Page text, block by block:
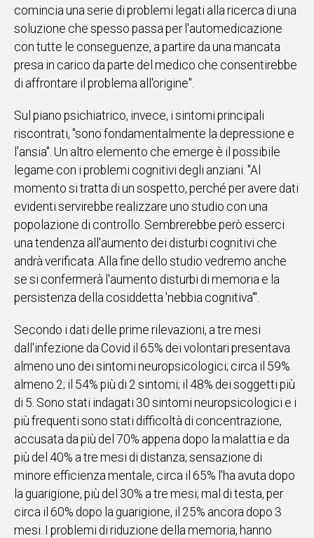
comincia una serie di problemi legati alla ricerca di una
soluzione che spesso passa per l'automedicazione
con tutte le conseguenze, a partire da una mancata
presa in carico da parte del medico che consentirebbe
di affrontare il problema all'origine".
Sul piano psichiatrico, invece, i sintomi principali
riscontrati, "sono fondamentalmente la depressione e
l'ansia". Un altro elemento che emerge è il possibile
legame con i problemi cognitivi degli anziani. "Al
momento si tratta di un sospetto, perché per avere dati
evidenti servirebbe realizzare uno studio con una
popolazione di controllo. Sembrerebbe però esserci
una tendenza all'aumento dei disturbi cognitivi che
andrà verificata. Alla fine dello studio vedremo anche
se si confermerà l'aumento disturbi di memoria e la
persistenza della cosiddetta 'nebbia cognitiva'".
Secondo i dati delle prime rilevazioni, a tre mesi
dall'infezione da Covid il 65% dei volontari presentava
almeno uno dei sintomi neuropsicologici; circa il 59%
almeno 2; il 54% più di 2 sintomi; il 48% dei soggetti più
di 5. Sono stati indagati 30 sintomi neuropsicologici e i
più frequenti sono stati difficoltà di concentrazione,
accusata da più del 70% appena dopo la malattia e da
più del 40% a tre mesi di distanza; sensazione di
minore efficienza mentale, circa il 65% l'ha avuta dopo
la guarigione, più del 30% a tre mesi; mal di testa, per
circa il 60% dopo la guarigione, il 25% ancora dopo 3
mesi. I problemi di riduzione della memoria, hanno